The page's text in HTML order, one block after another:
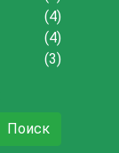
(4)
(4)
(3)
Поиск